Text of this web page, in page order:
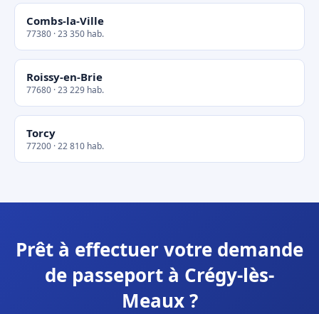
Combs-la-Ville
77380 · 23 350 hab.
Roissy-en-Brie
77680 · 23 229 hab.
Torcy
77200 · 22 810 hab.
Prêt à effectuer votre demande
de passeport à Crégy-lès-
Meaux ?